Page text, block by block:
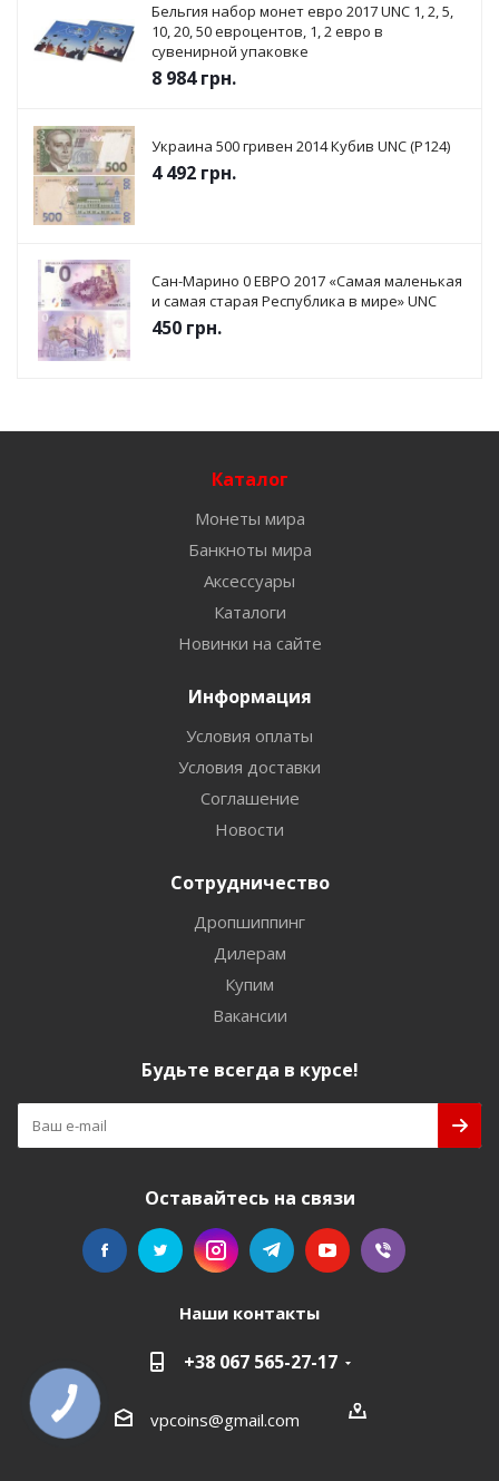
Бельгия набор монет евро 2017 UNC 1, 2, 5,
10, 20, 50 евроцентов, 1, 2 евро в
сувенирной упаковке
8 984грн.
Украина 500 гривен 2014 Кубив UNC (P124)
4 492 грн.
Сан-Марино 0 ЕВРО 2017 «Самая маленькая
и самая старая Республика в мире» UNC
450 грн.
Каталог
Монеты мира
Банкноты мира
Аксессуары
Каталоги
Новинки на сайте
Информация
Условия оплаты
Условия доставки
Соглашение
Новости
Сотрудничество
Дропшиппинг
Дилерам
Купим
Вакансии
Будьте всегда в курсе!
Оставайтесь на связи
Наши контакты
+38 067 565-27-17
vpcoins@gmail.com
КНОПКА
СВЯЗИ